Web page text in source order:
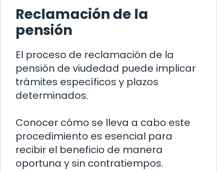
Reclamación de la
pensión
El proceso de reclamación de la
pensión de viudedad puede implicar
trámites específicos y plazos
determinados.
Conocer cómo se lleva a cabo este
procedimiento es esencial para
recibir el beneficio de manera
oportuna y sin contratiempos.